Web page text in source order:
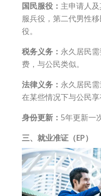
国民服役： 主申请人
服兵役，第二代男性
役。
税务义务： 永久居民
费，与公民类似。
法律义务： 永久居民
在某些情况下与公民享
身份更新： 5年更新一
三、就业准证（EP）